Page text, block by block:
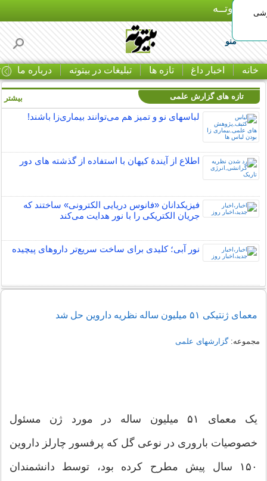
بـیتوتــه
منو
خانه اخبار داغ تازه ها تبلیغات در بیتوته درباره ما
تازه های گزارش علمی
لباس‎های نو و تمیز هم می‌توانند بیماری‌زا باشند!
اطلاع از آیندۀ کیهان با استفاده از گذشته ­های دور
فیزیکدانان «فانوس دریایی الکترونی» ساختند که
جریان الکتریکی را با نور هدایت می‌کند
نور آبی؛ کلیدی برای ساخت سریع‌تر داروهای پیچیده
بیشتر
معمای ژنتیکی ۵۱ میلیون ساله نظریه داروین حل شد
مجموعه:گزارشهای علمی
یک معمای ۵۱ میلیون ساله در مورد ژن مسئول
خصوصیات باروری در نوعی گل که پرفسور چارلز داروین
۱۵۰ سال پیش مطرح کرده بود، توسط دانشمندان